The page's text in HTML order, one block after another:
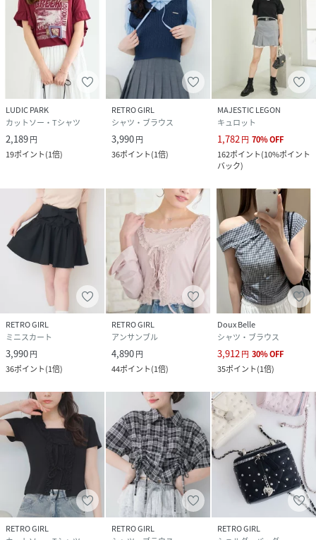
LUDIC PARK
カットソー・Tシャツ
2,189円
19ポイント(1倍)
RETRO GIRL
シャツ・ブラウス
3,990円
36ポイント(1倍)
MAJESTIC LEGON
キュロット
1,782 円 70%OFF
162ポイント(10%ポイント
バック)
RETRO GIRL
ミニスカート
3,990円
36ポイント(1倍)
RETRO GIRL
アンサンブル
4,890円
44ポイント(1倍)
Doux Belle
シャツ・ブラウス
3,912円 30%OFF
35ポイント(1倍)
RETRO GIRL
RETRO GIRL
RETRO GIRL